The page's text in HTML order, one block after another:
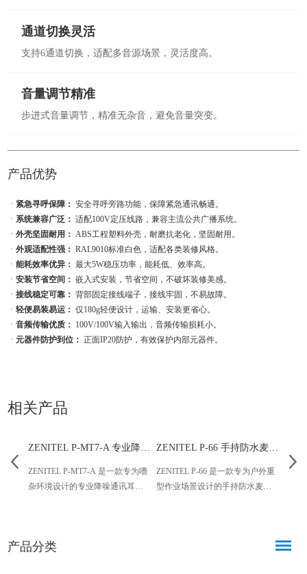
通道切换灵活
支持6通道切换，适配多音源场景，灵活度高。
音量调节精准
步进式音量调节，精准无杂音，避免音量突变。
产品优势
ㆍ 紧急寻呼保障： 安全寻呼旁路功能，保障紧急通讯畅通。
ㆍ系统兼容广泛： 适配100V定压线路，兼容主流公共广播系统。
ㆍ外壳坚固耐用： ABS工程塑料外壳，耐磨抗老化，坚固耐用。
ㆍ外观适配性强： RAL9010标准白色，适配各类装修风格。
ㆍ能耗效率优异： 最大5W稳压功率，能耗低、效率高。
ㆍ安装节省空间： 嵌入式安装，节省空间，不破坏装修美感。
ㆍ接线稳定可靠： 背部固定接线端子，接线牢固，不易故障。
ㆍ轻便易装易运： 仅180g轻便设计，运输、安装更省心。
ㆍ音频传输优质： 100V/100V输入输出，音频传输损耗小。
ㆍ元器件防护到位： 正面IP20防护，有效保护内部元器件。
相关产品
ZENITEL P-MT7-A 专业降噪通讯耳机 适配模拟电话
ZENITEL P-MT7-A 是一款专为嘈
杂环境设计的专业降噪通讯耳
兼顾听力保护与清晰通讯，广泛
ZENITEL P-66 手持防水麦克风 适配公共广播对讲系统
ZENITEL P-66 是一款专为户外重
型作业场景设计的手持防水麦克
盖音
产品分类